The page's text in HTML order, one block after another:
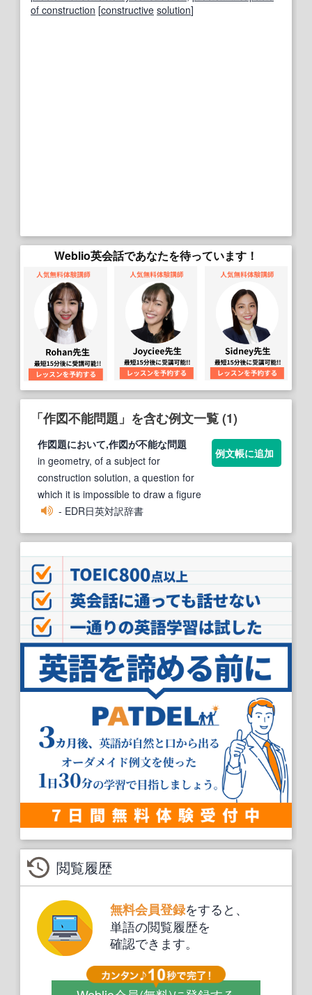
of construction [constructive solution]
Weblio英会話であなたを待っています！
「作図不能問題」を含む例文一覧 (1)
作図題において,作図が不能な問題
in geometry, of a subject for
construction solution, a question for
which it is impossible to draw a figure
- EDR日英対訳辞書
例文帳に追加
閲覧履歴
無料会員登録をすると、
単語の閲覧履歴を
確認できます。